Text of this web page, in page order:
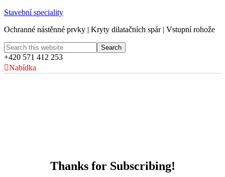
Stavební speciality
Ochranné nástěnné prvky | Kryty dilatačních spár | Vstupní rohože
+420 571 412 253
Nabídka
Thanks for Subscribing!